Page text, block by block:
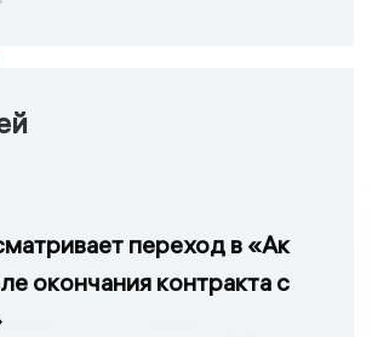
переход в «Ак
окончания контракта с